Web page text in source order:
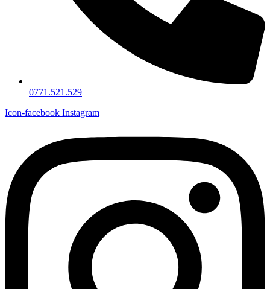
0771.521.529
Icon-facebook Instagram